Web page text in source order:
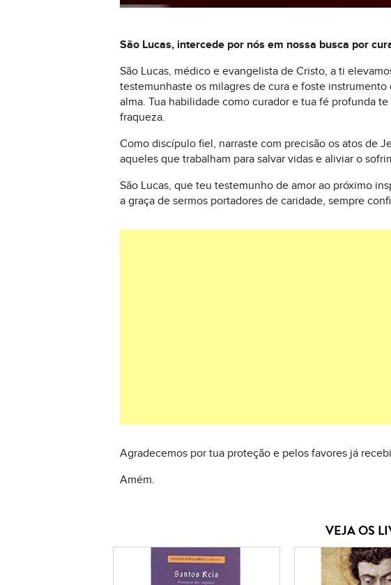
São Lucas, intercede por nós em nossa busca por
São Lucas, médico e evangelista de Cristo, a ti
testemunhaste os milagres de cura e foste
alma. Tua habilidade como curador e tua fé profunda
fraqueza.
Como discípulo fiel, narraste com precisão os atos de
aqueles que trabalham para salvar vidas e aliviar o
São Lucas, que teu testemunho de amor ao próximo
a graça de sermos portadores de caridade, sempre
Agradecemos por tua proteção e pelos favores já
Amém.
VEJA OS